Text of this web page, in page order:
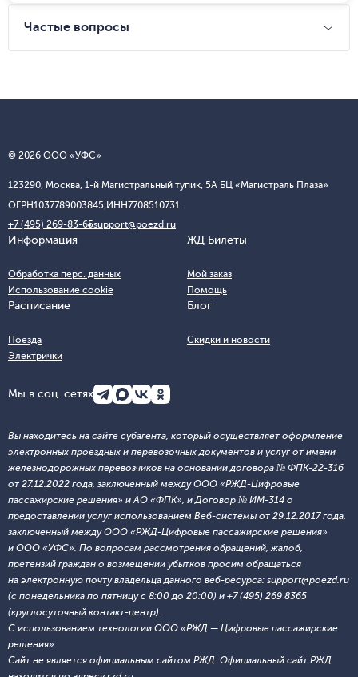
Частые вопросы
© 2026 ООО «УФС»
123290, Москва, 1-й Магистральный тупик, 5А БЦ «Магистраль Плаза»
ОГРН1037789003845;ИНН7708510731
+7 (495) 269-83-65support@poezd.ru
Информация
Обработка перс. данных
Использование cookie
ЖД Билеты
Мой заказ
Помощь
Расписание
Поезда
Электрички
Блог
Скидки и новости
Мы в соц. сетях
Вы находитесь на сайте субагента, который осуществляет оформление
электронных проездных и перевозочных документов и услуг от имени
железнодорожных перевозчиков на основании договора № ФПК-22-316
от 27.12.2022 года, заключенный между ООО «РЖД-Цифровые
пассажирские решения» и АО «ФПК», и Договор № ИМ-314 о
предоставлении услуг использованием Веб-системы от 29.12.2017 года,
заключенный между ООО «РЖД-Цифровые пассажирские решения»
и ООО «УФС». По вопросам рассмотрения обращений, жалоб,
претензий граждан о возмещении убытков просим обращаться
на электронную почту владельца данного веб-ресурса: support@poezd.ru
(с понедельника по пятницу с 8:00 до 20:00) и +7 (495) 269 8365
(круглосуточный контакт-центр).
С использованием технологии ООО «РЖД — Цифровые пассажирские
решения»
Сайт не является официальным сайтом РЖД. Официальный сайт РЖД